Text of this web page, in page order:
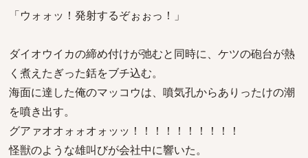
「ウォォッ！発射するぞぉぉっ！」
ダイオウイカの締め付けが弛むと同時に、ケツの砲台が熱
く煮えたぎった銛をブチ込む。
海面に達した俺のマッコウは、噴気孔からありったけの潮
を噴き出す。
グアァオオォォオォッッ！！！！！！！！！！
怪獣のような雄叫びが会社中に響いた。